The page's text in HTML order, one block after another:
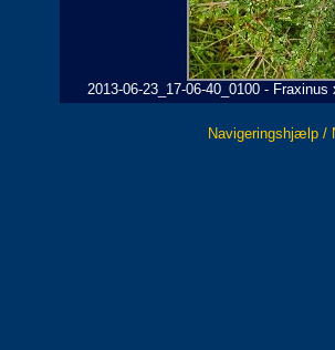
2013-06-23_17-06-40_0100 -
Navigeringshjælp /